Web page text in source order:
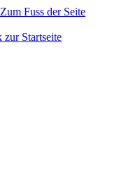
Zum Fuss der Seite